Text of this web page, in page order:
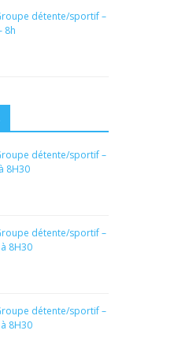
détente/sportif –
8h
détente/sportif –
8H30
détente/sportif –
8H30
détente/sportif –
8H30